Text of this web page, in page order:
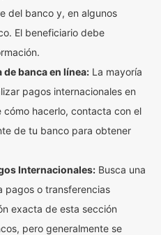
del banco y, en algunos
El beneficiario debe
banca en línea: La mayoría
pagos internacionales en
cómo hacerlo, contacta con el
de tu banco para obtener
Internacionales: Busca una
pagos o transferencias
exacta de esta sección
pero generalmente se